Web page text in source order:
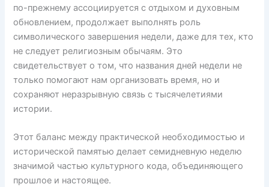
по-прежнему ассоциируется с отдыхом и духовным
обновлением, продолжает выполнять роль
символического завершения недели, даже для тех, кто
не следует религиозным обычаям. Это
свидетельствует о том, что названия дней недели не
только помогают нам организовать время, но и
сохраняют неразрывную связь с тысячелетиями
истории.
Этот баланс между практической необходимостью и
исторической памятью делает семидневную неделю
значимой частью культурного кода, объединяющего
прошлое и настоящее.